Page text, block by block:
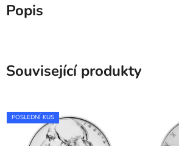
Popis
Související produkty
POSLEDNÍ KUS